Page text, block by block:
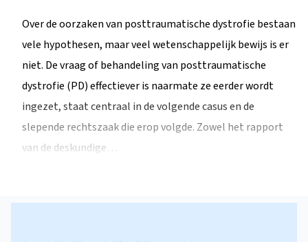
Over de oorzaken van posttraumatische dystrofie bestaan
vele hypothesen, maar veel wetenschappelijk bewijs is er
niet. De vraag of behandeling van posttraumatische
dystrofie (PD) effectiever is naarmate ze eerder wordt
ingezet, staat centraal in de volgende casus en de
slepende rechtszaak die erop volgde. Zowel het rapport
van de deskundige…